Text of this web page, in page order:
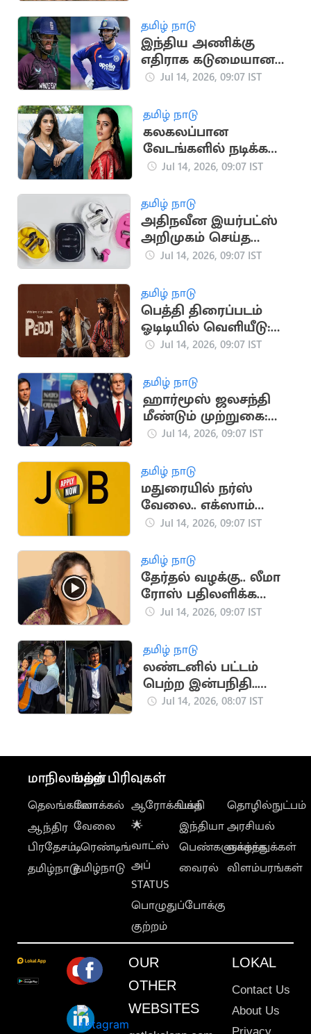
தமிழ் நாடு
இந்திய அணிக்கு
எதிராக கடுமையான
சவால்
டக்கெட்
Jul 14, 2026, 09:07 IST
தமிழ் நாடு
கலகலப்பான
வேடங்களில் நடிக்க
ஆசை -ஐஸ்வர்யா
Jul 14, 2026, 09:07 IST
தமிழ் நாடு
அதிநவீன இயர்பட்ஸ்
அறிமுகம் செய்த
நத்திங்!
Jul 14, 2026, 09:07 IST
தமிழ் நாடு
பெத்தி திரைப்படம்
ஓடிடியில் வெளியீடு:
இயக்குநர் புச்சி பாபு
Jul 14, 2026, 09:07 IST
தமிழ் நாடு
ஹார்மூஸ் ஜலசந்தி
மீண்டும் முற்றுகை:
டிரம்ப் அறிவிப்பால்
Jul 14, 2026, 09:07 IST
தமிழ் நாடு
மதுரையில் நர்ஸ்
வேலை.. எக்ஸாம்
கிடையாது
Jul 14, 2026, 09:07 IST
தமிழ் நாடு
தேர்தல் வழக்கு.. லீமா
ரோஸ் பதிலளிக்க
உத்தரவு
Jul 14, 2026, 09:07 IST
தமிழ் நாடு
லண்டனில் பட்டம்
பெற்ற இன்பநிதி..
கட்டியணைத்து
Jul 14, 2026, 08:07 IST
மாநிலங்கள்
தெலங்கானா
ஆந்திர
பிரதேசம்
தமிழ்நாடு
மற்ற பிரிவுகள்
லோக்கல்
வேலை
டிரெண்டிங்
தமிழ்நாடு
ஆரோக்கியம்
🌟
வாட்ஸ்
அப்
STATUS
பொழுதுப்போக்கு
குற்றம்
பக்தி
இந்தியா
பெண்களுக்காக
வைரல்
தொழில்நுட்பம்
அரசியல்
வாழ்த்துக்கள்
விளம்பரங்கள்
OUR
OTHER
WEBSITES
LOKAL
Contact Us
About Us
Privacy